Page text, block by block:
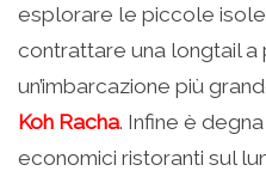
esplorare le piccole isole
contrattare una longtail a
un’imbarcazione più
Koh Racha. Infine è
economici ristoranti sul